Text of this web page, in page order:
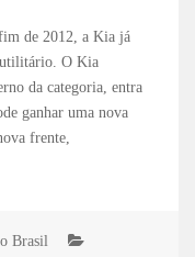
de 2012, a Kia já
utilitário. O Kia
da categoria, entra
ganhar uma nova
frente,
Brasil